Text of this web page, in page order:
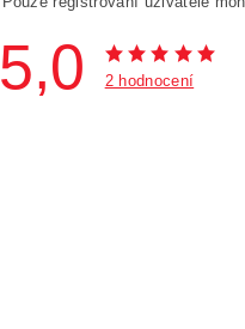
5,0 2 hodnocení